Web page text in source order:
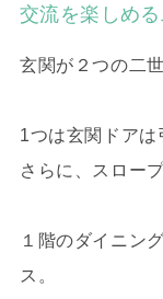
交流を楽しめ
玄関が２つの二
1つは玄関ドアは
さらに、スロー
１階のダイニン
ス。